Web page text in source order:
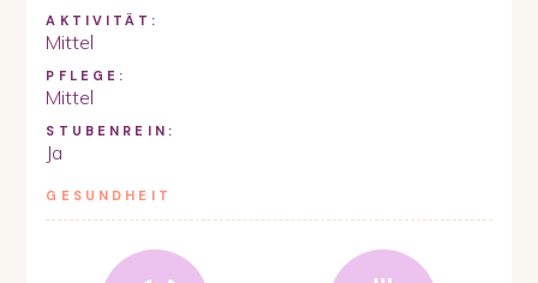
AKTIVITÄT:
Mittel
PFLEGE:
Mittel
STUBENREIN:
Ja
GESUNDHEIT